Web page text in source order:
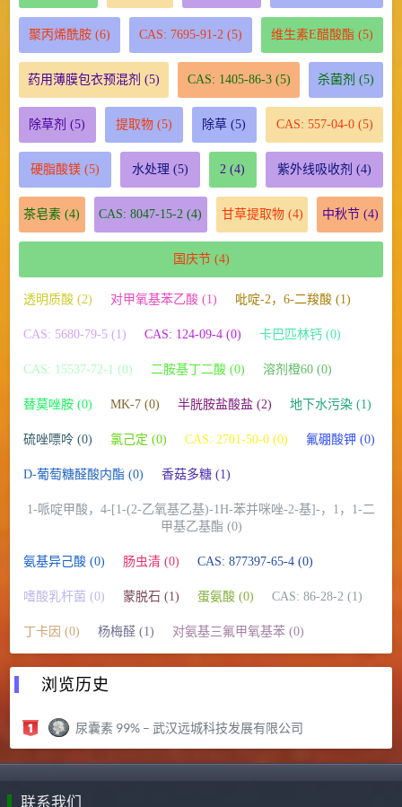
聚丙烯酰胺(6) CAS: 7695-91-2 (5) 维生素E醋酸酯 (5)
药用薄膜包衣预混剂 (5) CAS: 1405-86-3(5) 杀菌剂 (5)
除草剂 (5) 提取物(5) 除草 (5) CAS: 557-04-0(5)
硬脂酸镁(5) 水处理 (5) 2 (4) 紫外线吸收剂 (4)
茶皂素 (4) CAS: 8047-15-2 (4) 甘草提取物(4) 中秋节(4)
国庆节(4)
透明质酸 (2) 对甲氧基苯乙酸 (1) 吡啶-2，6-二羧酸 (1)
CAS: 5680-79-5 (1) CAS: 124-09-4 (0) 卡巴匹林钙 (0)
CAS: 15537-72-1 (0) 二胺基丁二酸 (0) 溶剂橙60 (0)
替莫唑胺 (0) MK-7 (0) 半胱胺盐酸盐 (2) 地下水污染 (1)
硫唑嘌呤 (0) 氯己定 (0) CAS: 2701-50-0 (0) 氟硼酸钾 (0)
D-葡萄糖醛酸内酯 (0) 香菇多糖 (1)
1-哌啶甲酸，4-[1-(2-乙氧基乙基)-1H-苯并咪唑-2-基]-，1，1-二
甲基乙基酯 (0)
氨基异己酸 (0) 肠虫清 (0) CAS: 877397-65-4 (0)
嗜酸乳杆菌 (0) 蒙脱石 (1) 蛋氨酸 (0) CAS: 86-28-2 (1)
丁卡因 (0) 杨梅醛 (1) 对氨基三氟甲氧基苯 (0)
浏览历史
尿囊素 99% – 武汉远城科技发展有限公司
联系我们